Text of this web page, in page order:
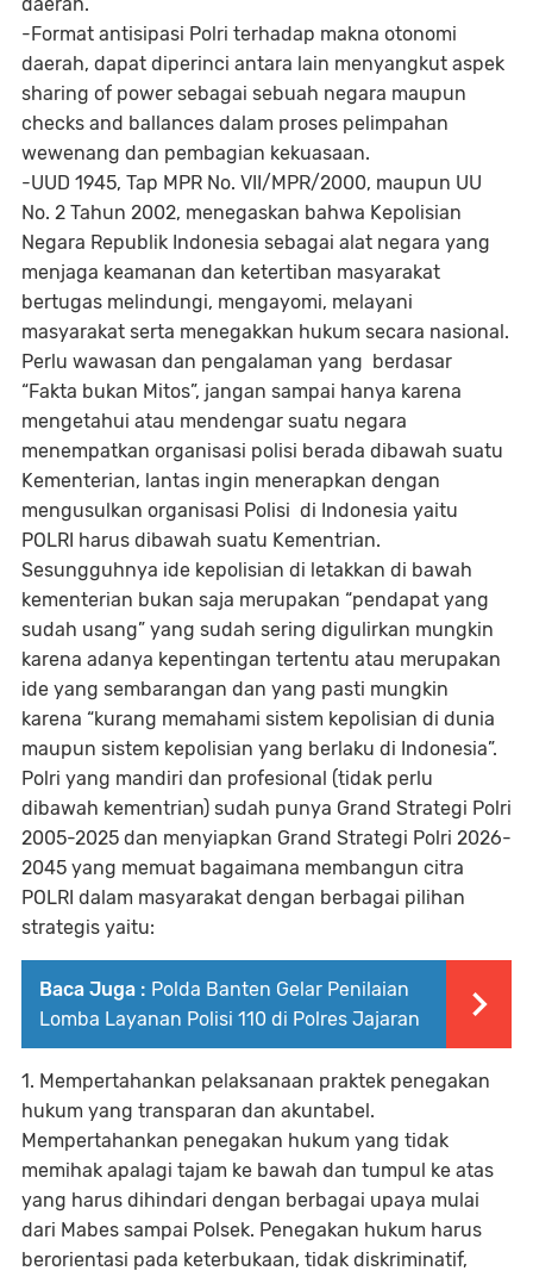
daerah.
-Format antisipasi Polri terhadap makna otonomi
daerah, dapat diperinci antara lain menyangkut aspek
sharing of power sebagai sebuah negara maupun
checks and ballances dalam proses pelimpahan
wewenang dan pembagian kekuasaan.
-UUD 1945, Tap MPR No. VII/MPR/2000, maupun UU
No. 2 Tahun 2002, menegaskan bahwa Kepolisian
Negara Republik Indonesia sebagai alat negara yang
menjaga keamanan dan ketertiban masyarakat
bertugas melindungi, mengayomi, melayani
masyarakat serta menegakkan hukum secara nasional.
Perlu wawasan dan pengalaman yang berdasar
“Fakta bukan Mitos”, jangan sampai hanya karena
mengetahui atau mendengar suatu negara
menempatkan organisasi polisi berada dibawah suatu
Kementerian, lantas ingin menerapkan dengan
mengusulkan organisasi Polisi di Indonesia yaitu
POLRI harus dibawah suatu Kementrian.
Sesungguhnya ide kepolisian di letakkan di bawah
kementerian bukan saja merupakan “pendapat yang
sudah usang” yang sudah sering digulirkan mungkin
karena adanya kepentingan tertentu atau merupakan
ide yang sembarangan dan yang pasti mungkin
karena “kurang memahami sistem kepolisian di dunia
maupun sistem kepolisian yang berlaku di Indonesia”.
Polri yang mandiri dan profesional (tidak perlu
dibawah kementrian) sudah punya Grand Strategi Polri
2005-2025 dan menyiapkan Grand Strategi Polri 2026-
2045 yang memuat bagaimana membangun citra
POLRI dalam masyarakat dengan berbagai pilihan
strategis yaitu:
Baca Juga : Polda Banten Gelar Penilaian
Lomba Layanan Polisi 110 di Polres Jajaran
1. Mempertahankan pelaksanaan praktek penegakan
hukum yang transparan dan akuntabel.
Mempertahankan penegakan hukum yang tidak
memihak apalagi tajam ke bawah dan tumpul ke atas
yang harus dihindari dengan berbagai upaya mulai
dari Mabes sampai Polsek. Penegakan hukum harus
berorientasi pada keterbukaan, tidak diskriminatif,